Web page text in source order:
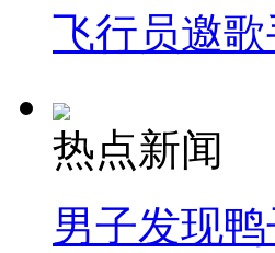
飞行员邀
热点新闻
男子发现